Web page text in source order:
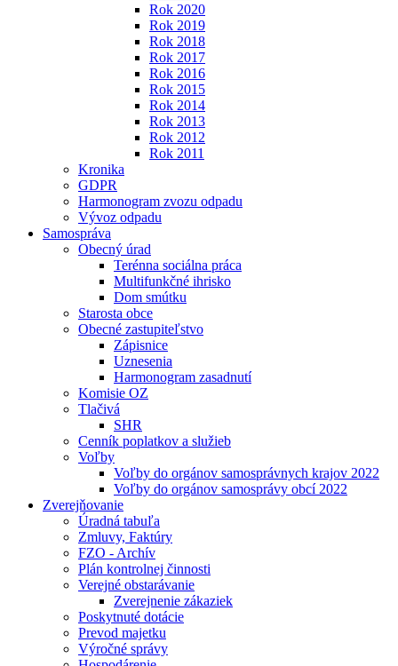
Rok 2020
Rok 2019
Rok 2018
Rok 2017
Rok 2016
Rok 2015
Rok 2014
Rok 2013
Rok 2012
Rok 2011
Kronika
GDPR
Harmonogram zvozu odpadu
Vývoz odpadu
Samospráva
Obecný úrad
Terénna sociálna práca
Multifunkčné ihrisko
Dom smútku
Starosta obce
Obecné zastupiteľstvo
Zápisnice
Uznesenia
Harmonogram zasadnutí
Komisie OZ
Tlačivá
SHR
Cenník poplatkov a služieb
Voľby
Voľby do orgánov samosprávnych krajov 2022
Voľby do orgánov samosprávy obcí 2022
Zverejňovanie
Úradná tabuľa
Zmluvy, Faktúry
FZO - Archív
Plán kontrolnej činnosti
Verejné obstarávanie
Zverejnenie zákaziek
Poskytnuté dotácie
Prevod majetku
Výročné správy